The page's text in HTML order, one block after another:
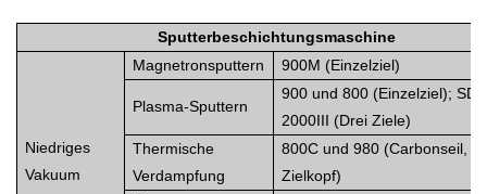
Sputterbeschichtungsmaschine
Niedriges
Vakuum
Magnetronsputtern 900M (Einzelziel)
Plasma-Sputtern
900 und 800 (Einzelziel); SD-
2000III (Drei Ziele)
Thermische
Verdampfung
800C und 980 (Carbonseil,
Zielkopf)